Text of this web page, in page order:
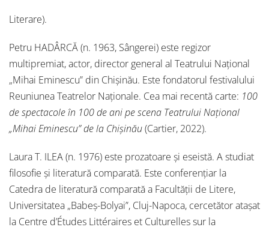
Literare).
Petru HADÂRCĂ (n. 1963, Sângerei) este regizor
multipremiat, actor, director general al Teatrului Național
„Mihai Eminescu” din Chișinău. Este fondatorul festivalului
Reuniunea Teatrelor Naționale. Cea mai recentă carte: 100
de spectacole în 100 de ani pe scena Teatrului Național
„Mihai Eminescu” de la Chișinău(Cartier, 2022).
Laura T. ILEA (n. 1976) este prozatoare și eseistă. A studiat
filosofie și literatură comparată. Este conferențiar la
Catedra de literatură comparată a Facultății de Litere,
Universitatea „Babeș-Bolyai”, Cluj-Napoca, cercetător atașat
la Centre d’Études Littéraires et Culturelles sur la